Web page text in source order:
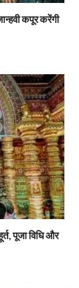
कपूर करेंगी
पूजा विधि और